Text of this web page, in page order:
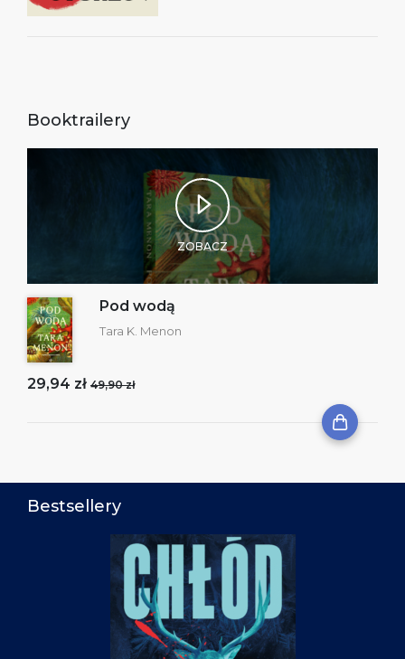
Booktrailery
ZOBACZ
Pod wodą
Tara K. Menon
29,94 zł 49,90 zł
Bestsellery